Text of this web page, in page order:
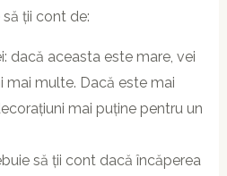
ții cont de:
dacă aceasta este mare, vei
mai multe. Dacă este mai
mai puține pentru un
să ții cont dacă încăperea